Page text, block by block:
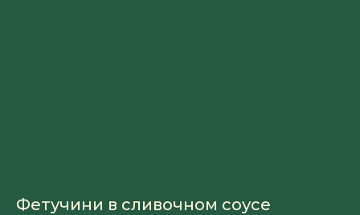
Фетучини в сливочном соусе